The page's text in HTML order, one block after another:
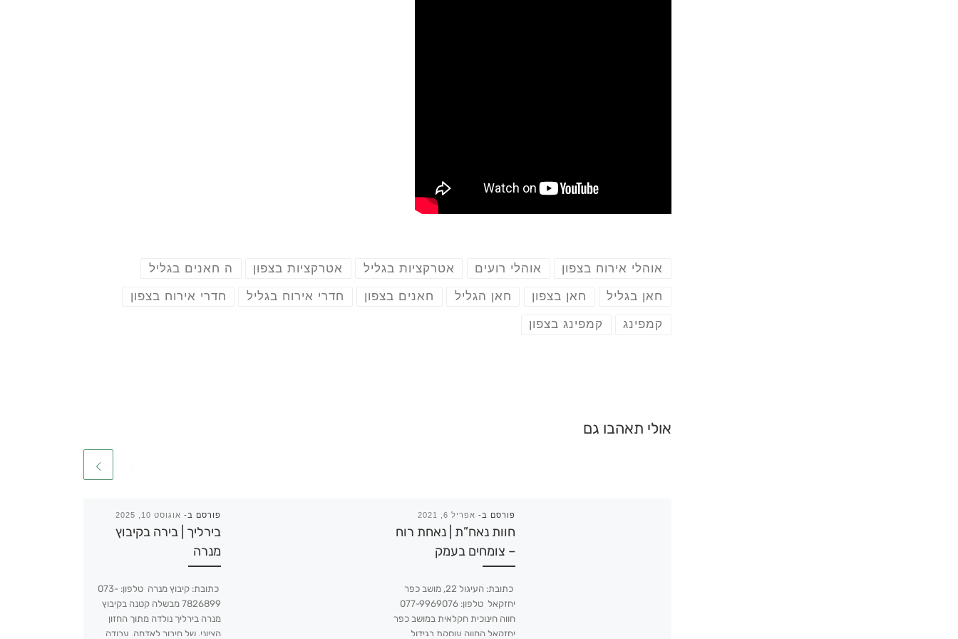
אוהלי אירוח בצפון אוהלי רועים אטרקציות בגליל אטרקציות בצפון ה חאנים בגליל
חאן בגליל חאן בצפון חאן הגליל חאנים בצפון חדרי אירוח בגליל חדרי אירוח בצפון
קמפינג קמפינג בצפון
אולי תאהבו גם
פורסם ב- אפריל 6, 2021
חוות נאח”ת | נאחת רוח
– צומחים בעמק
כתובת: העיגול 22, מושב כפר
יחזקאל טלפון: 077-9969076
חווה חינוכית חקלאית במושב כפר
יחזקאל החווה עוסקת בגידול
פורסם ב- אוגוסט 10, 2025
בירליך | בירה בקיבוץ
מנרה
כתובת: קיבוץ מנרה טלפון: 073-
7826899 מבשלה קטנה בקיבוץ
מנרה בירליך נולדה מתוך החזון
הציוני, של חיבור לאדמה, עבודה